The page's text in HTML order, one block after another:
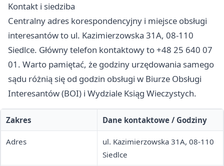
Kontakt i siedziba
Centralny adres korespondencyjny i miejsce obsługi
interesantów to ul. Kazimierzowska 31A, 08-110
Siedlce. Główny telefon kontaktowy to +48 25 640 07
01. Warto pamiętać, że godziny urzędowania samego
sądu różnią się od godzin obsługi w Biurze Obsługi
Interesantów (BOI) i Wydziale Ksiąg Wieczystych.
Zakres Dane kontaktowe / Godziny
Adres
ul. Kazimierzowska 31A, 08-110
Siedlce